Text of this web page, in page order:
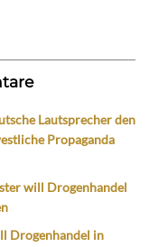
Lautsprecher den
Propaganda
will Drogenhandel
Drogenhandel in